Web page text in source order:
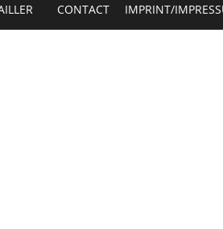
CONTACT IMPRINT/